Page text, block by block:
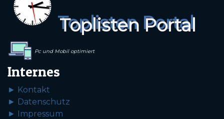
Toplisten Portal
Pc und Mobil optimiert
Internes
► Kontakt
► Datenschutz
► Impressum